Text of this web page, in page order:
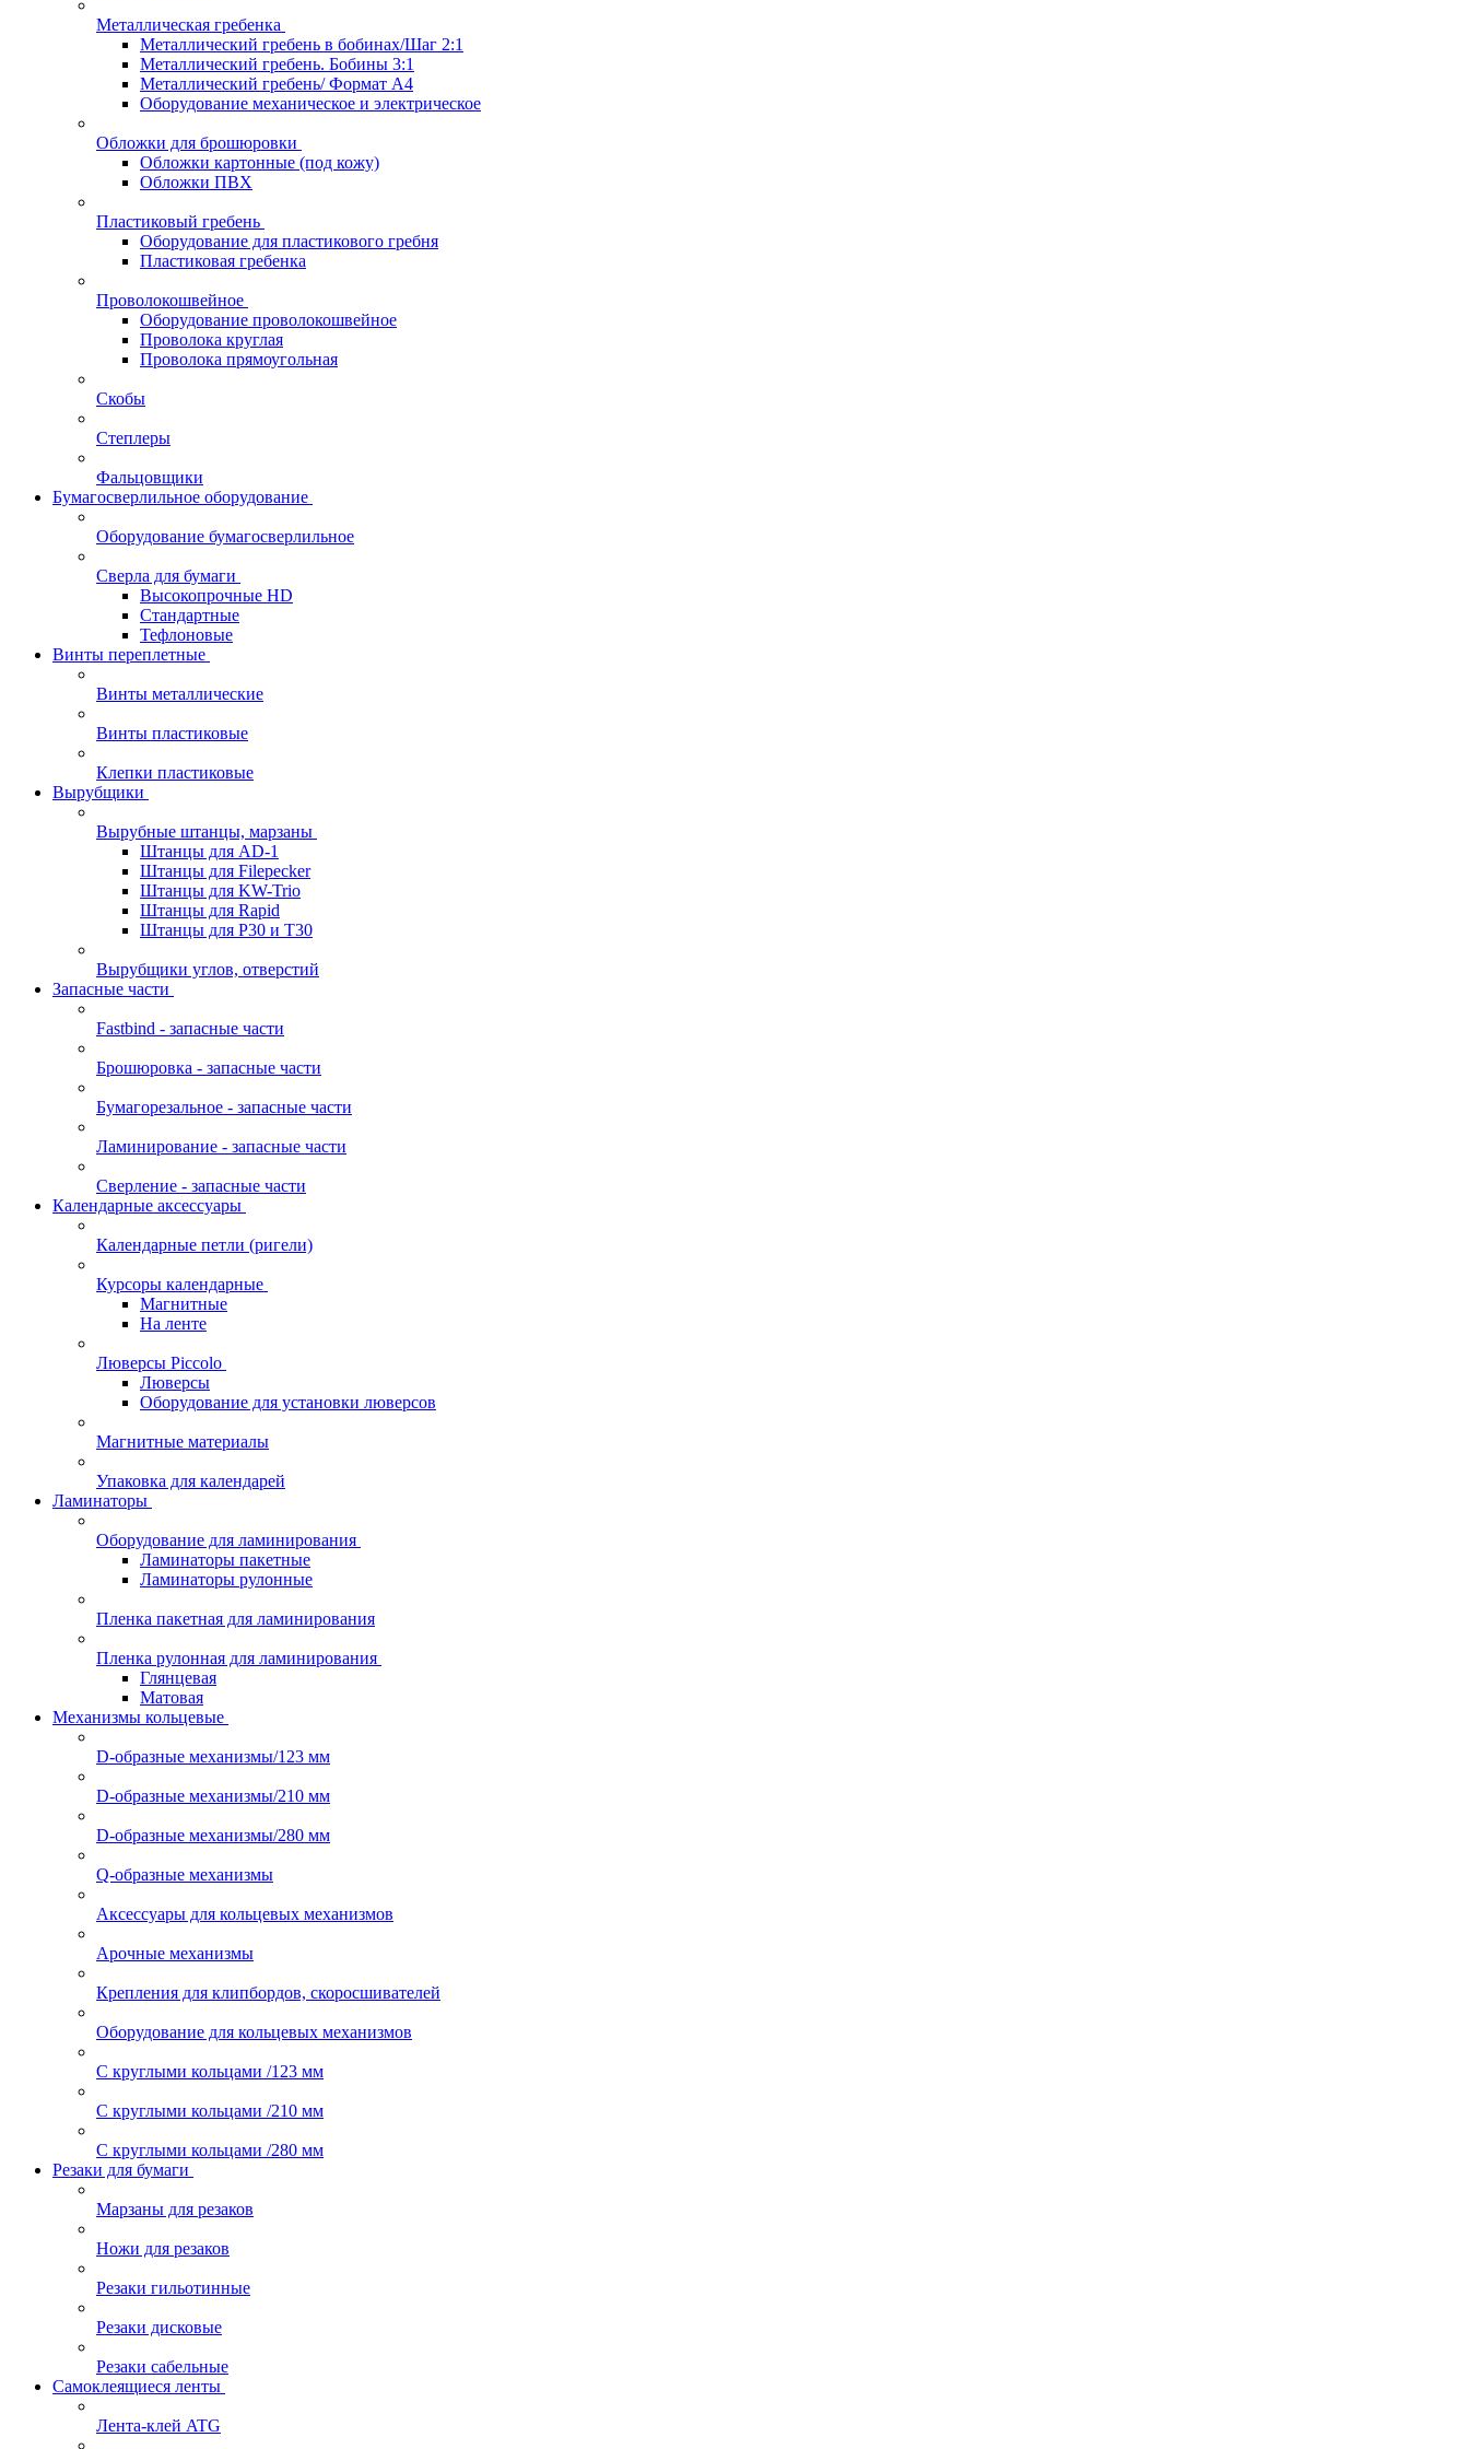
Металлическая гребенка
Металлический гребень в бобинах/Шаг 2:1
Металлический гребень. Бобины 3:1
Металлический гребень/ Формат А4
Оборудование механическое и электрическое
Обложки для брошюровки
Обложки картонные (под кожу)
Обложки ПВХ
Пластиковый гребень
Оборудование для пластикового гребня
Пластиковая гребенка
Проволокошвейное
Оборудование проволокошвейное
Проволока круглая
Проволока прямоугольная
Скобы
Степлеры
Фальцовщики
Бумагосверлильное оборудование
Оборудование бумагосверлильное
Сверла для бумаги
Высокопрочные HD
Стандартные
Тефлоновые
Винты переплетные
Винты металлические
Винты пластиковые
Клепки пластиковые
Вырубщики
Вырубные штанцы, марзаны
Штанцы для AD-1
Штанцы для Filepecker
Штанцы для KW-Trio
Штанцы для Rapid
Штанцы для Р30 и Т30
Вырубщики углов, отверстий
Запасные части
Fastbind - запасные части
Брошюровка - запасные части
Бумагорезальное - запасные части
Ламинирование - запасные части
Сверление - запасные части
Календарные аксессуары
Календарные петли (ригели)
Курсоры календарные
Магнитные
На ленте
Люверсы Piccolo
Люверсы
Оборудование для установки люверсов
Магнитные материалы
Упаковка для календарей
Ламинаторы
Оборудование для ламинирования
Ламинаторы пакетные
Ламинаторы рулонные
Пленка пакетная для ламинирования
Пленка рулонная для ламинирования
Глянцевая
Матовая
Механизмы кольцевые
D-образные механизмы/123 мм
D-образные механизмы/210 мм
D-образные механизмы/280 мм
Q-образные механизмы
Аксессуары для кольцевых механизмов
Арочные механизмы
Крепления для клипбордов, скоросшивателей
Оборудование для кольцевых механизмов
С круглыми кольцами /123 мм
С круглыми кольцами /210 мм
С круглыми кольцами /280 мм
Резаки для бумаги
Марзаны для резаков
Ножи для резаков
Резаки гильотинные
Резаки дисковые
Резаки сабельные
Самоклеящиеся ленты
Лента-клей ATG